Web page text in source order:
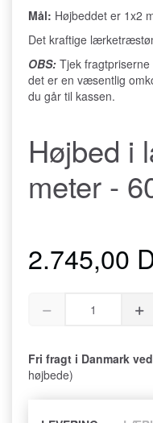
Mål: Højbeddet er 1x2
Det kraftige
OBS: Tjek
det er en væsentlig
du går til kassen.
Højbed
meter -
2.745,00
Fri fragt i Danmark
højbede)